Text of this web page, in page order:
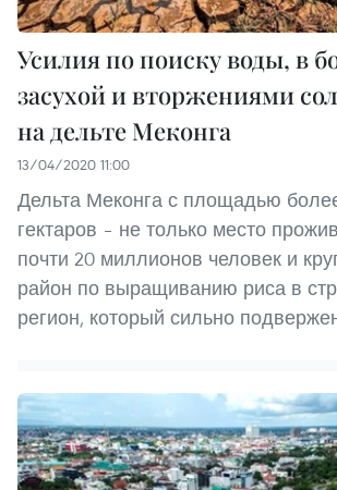
Усилия по поиску воды, в
засухой и вторжениями
на дельте Меконга
13/04/2020 11:00
Дельта Меконга с площадью
гектаров – не только место
почти 20 миллионов человек и
район по выращиванию риса в
регион, который сильно